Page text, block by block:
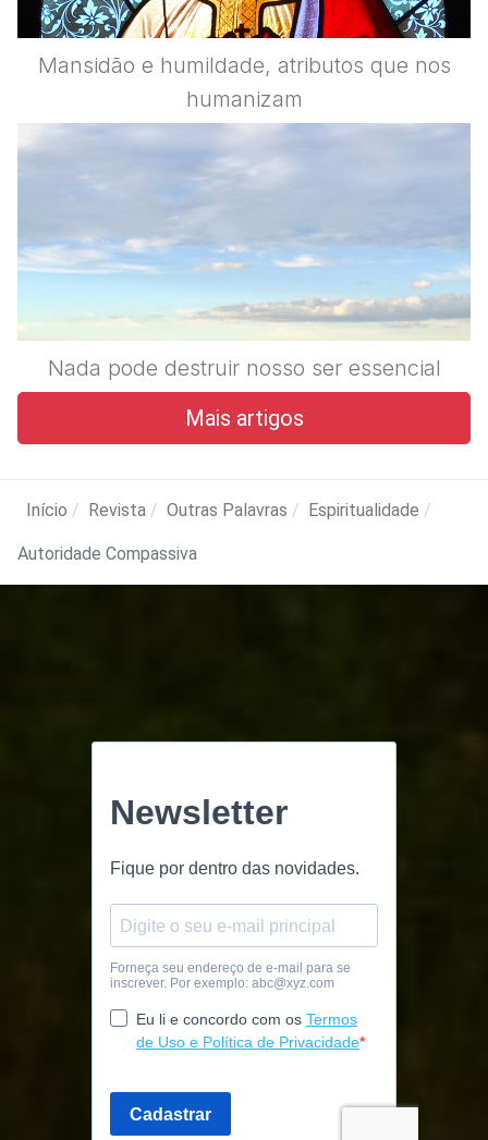
Mansidão e humildade, atributos que nos
humanizam
Nada pode destruir nosso ser essencial
Mais artigos
Início Revista Outras Palavras Espiritualidade
Autoridade Compassiva